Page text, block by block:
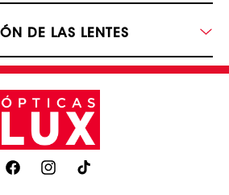
DE LAS LENTES
FacebookInstagramTikTok